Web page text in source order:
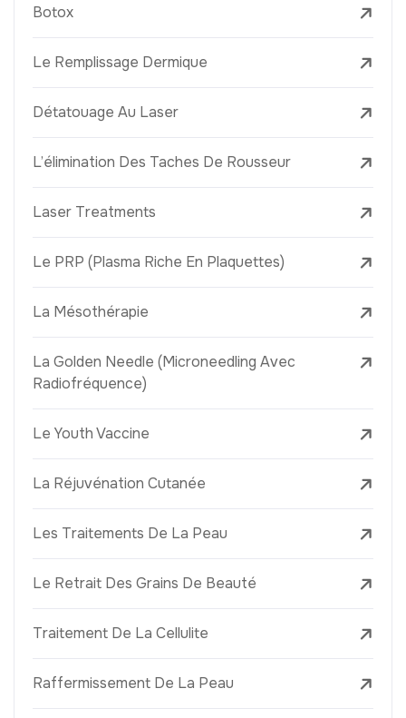
Botox
Le Remplissage Dermique
Détatouage Au Laser
L’élimination Des Taches De Rousseur
Laser Treatments
Le PRP (Plasma Riche En Plaquettes)
La Mésothérapie
La Golden Needle (Microneedling Avec
Radiofréquence)
Le Youth Vaccine
La Réjuvénation Cutanée
Les Traitements De La Peau
Le Retrait Des Grains De Beauté
Traitement De La Cellulite
Raffermissement De La Peau